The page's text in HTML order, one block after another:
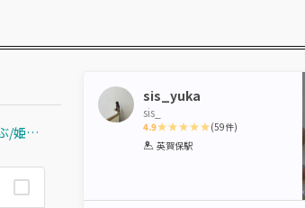
関西/兵庫県/エリアから選ぶ/姫路・播州赤穂
sis_yuka
sis_
4.9
1 2 3 4
(59件)
英賀保駅